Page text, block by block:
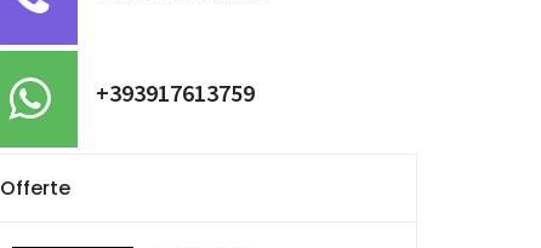
+393917613759
Offerte